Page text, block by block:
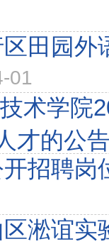
田园外
01
术学院
才的公
开招聘
淞谊实